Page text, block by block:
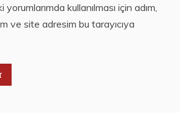
kullanılması için adım,
ve site adresim bu tarayıcıya